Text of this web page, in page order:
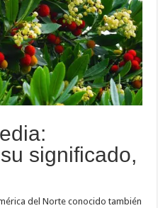
significado,
del Norte conocido también